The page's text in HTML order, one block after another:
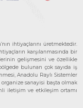
ihtiyaçlarını üretmektedir.
karşılanmasında bir
gelişmesini ve özellikle
bulunan çok sayıda iş
Anadolu Raylı Sistemler
sanayisi başta olmak
iletişim ve etkileşim ortamı